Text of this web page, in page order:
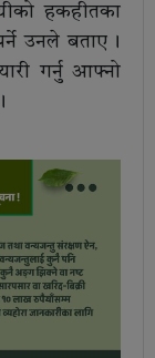
हकहीतका
उनले बताए ।
गर्नु आफ्नो